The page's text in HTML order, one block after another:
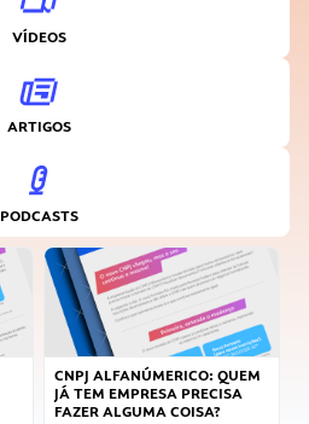
VÍDEOS
ARTIGOS
PODCASTS
CNPJ ALFANÚMERICO: QUEM
JÁ TEM EMPRESA PRECISA
FAZER ALGUMA COISA?